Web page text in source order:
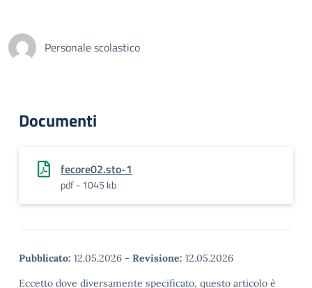
Personale scolastico
Documenti
fecore02.sto-1
pdf - 1045 kb
Pubblicato: 12.05.2026 - Revisione: 12.05.2026
Eccetto dove diversamente specificato, questo articolo è